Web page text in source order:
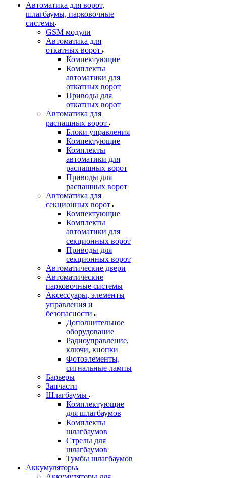
Автоматика для ворот,
шлагбаумы, парковочные
системы
GSM модули
Автоматика для
откатных ворот
Компектующие
Комплекты
автоматики для
откатных ворот
Приводы для
откатных ворот
Автоматика для
распашных ворот
Блоки управления
Компектующие
Комплекты
автоматики для
распашных ворот
Приводы для
распашных ворот
Автоматика для
секционных ворот
Компектующие
Комплекты
автоматики для
секционных ворот
Приводы для
секционных ворот
Автоматические двери
Автоматические
парковочные системы
Аксессуары, элементы
управления и
безопасности
Дополнительное
оборудование
Радиоуправление,
ключи, кнопки
Фотоэлементы,
сигнальные лампы
Барьеры
Запчасти
Шлагбаумы
Комплектующие
для шлагбаумов
Комплекты
шлагбаумов
Стрелы для
шлагбаумов
Тумбы шлагбаумов
Аккумуляторы